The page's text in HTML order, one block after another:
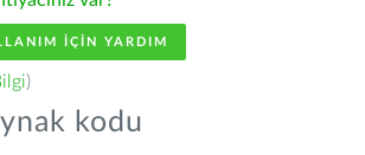
IÇIN YARDIM
)
kodu